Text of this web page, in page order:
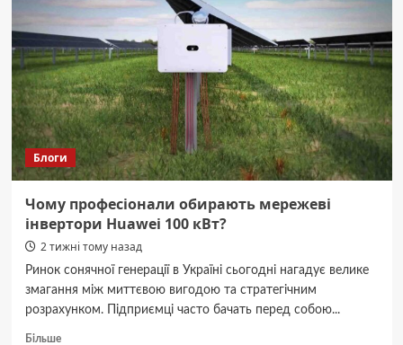
лёгкость
путешествий
Блоги
Чому професіонали обирають мережеві
інвертори Huawei 100 кВт?
2 тижні тому назад
Ринок сонячної генерації в Україні сьогодні нагадує велике
змагання між миттєвою вигодою та стратегічним
розрахунком. Підприємці часто бачать перед собою...
БільшеДокладніше